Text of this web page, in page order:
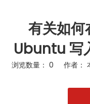
有关如
Ubuntu 写
浏览数量： 0 作者：